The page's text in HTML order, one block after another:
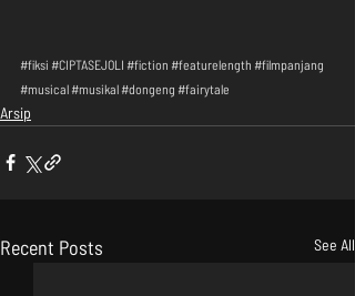
#fiksi #CIPTASEJOLI #fiction #featurelength #filmpanjang
#musical#musikal#dongeng #fairytale
Arsip
Recent Posts See All